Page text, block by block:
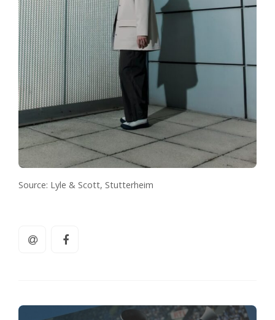
Source: Lyle & Scott, Stutterheim